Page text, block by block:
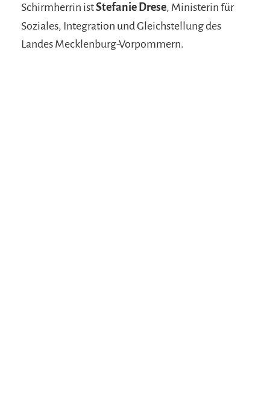
Schirmherrin istStefanie Drese, Ministerin für
Soziales, Integration und Gleichstellung des
Landes Mecklenburg-Vorpommern.